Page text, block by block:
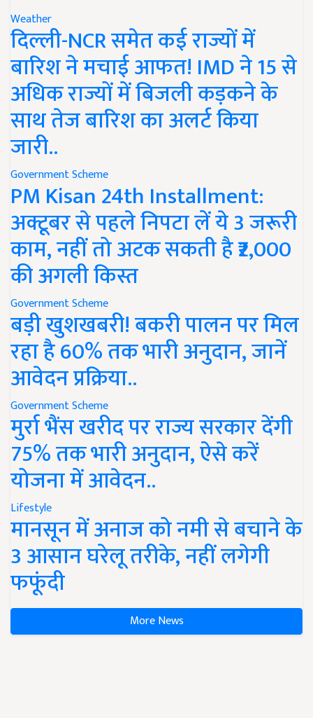
Weather
दिल्ली-NCR समेत कई राज्यों में
बारिश ने मचाई आफत! IMD ने 15 से
अधिक राज्यों में बिजली कड़कने के
साथ तेज बारिश का अलर्ट किया
जारी..
Government Scheme
PM Kisan 24th Installment:
अक्टूबर से पहले निपटा लें ये 3 जरूरी
काम, नहीं तो अटक सकती है ₹2,000
की अगली किस्त
Government Scheme
बड़ी खुशखबरी! बकरी पालन पर मिल
रहा है 60% तक भारी अनुदान, जानें
आवेदन प्रक्रिया..
Government Scheme
मुर्रा भैंस खरीद पर राज्य सरकार देंगी
75% तक भारी अनुदान, ऐसे करें
योजना में आवेदन..
Lifestyle
मानसून में अनाज को नमी से बचाने के
3 आसान घरेलू तरीके, नहीं लगेगी
फफूंदी
More News